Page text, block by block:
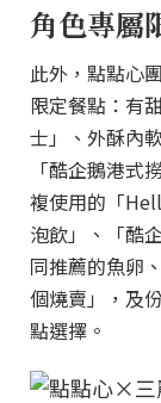
角色專屬
此外，點點心
限定餐點：有
士」、外酥內
「酷企鵝港式
複使用的「
泡飲」、「酷
同推薦的魚卵
個燒賣」，及
點選擇。